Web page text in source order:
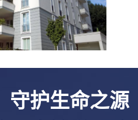
守护生命之源